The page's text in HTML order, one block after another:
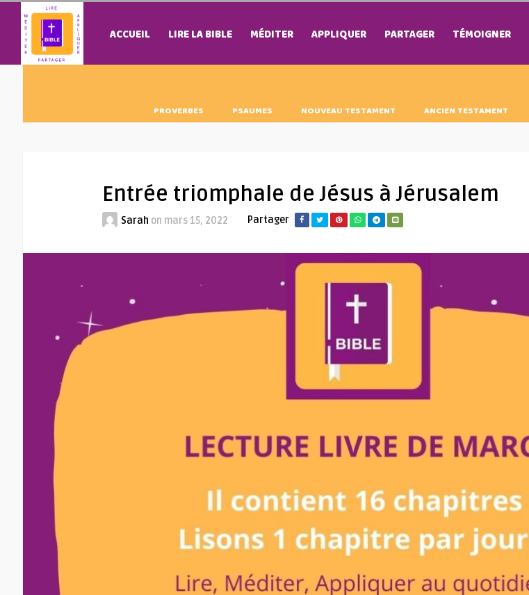
ACCUEIL LIRE LA BIBLE MÉDITER APPLIQUER PARTAGER TÉMOIGNER
PROVERBES PSAUMES NOUVEAU TESTAMENT ANCIEN TESTAMENT
Entrée triomphale de Jésus à Jérusalem
Sarah on mars 15, 2022 Partager